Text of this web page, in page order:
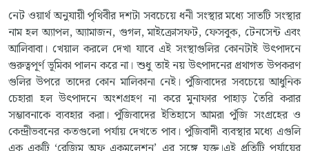
নেট ওয়ার্থ অনুযায়ী পৃথিবীর দশটা সবচেয়ে ধনী সংস্থার মধ্যে সাতটি সংস্থার
নাম হল অ্যাপল, অ্যামাজন, গুগল, মাইক্রোসফট, ফেসবুক, টেনসেন্ট এবং
আলিবাবা। খেয়াল করলে দেখা যাবে এই সংস্থাগুলির কোনটাই উৎপাদনে
গুরুত্বপূর্ণ ভূমিকা পালন করে না। শুধু তাই নয় উৎপাদনের প্রথাগত উপকরণ
গুলির উপরে তাদের কোন মালিকানা নেই। পুঁজিবাদের সবচেয়ে আধুনিক
চেহারা হল উৎপাদনে অংশগ্রহণ না করে মুনাফার পাহাড় তৈরি করার
সম্ভাবনাকে ব্যবহার করা। পুঁজিবাদের ইতিহাসে আমরা পুঁজি সংগ্রহের ও
কেন্দ্রীভবনের কতগুলো পর্যায় দেখতে পাব। পুঁজিবাদী ব্যবস্থার মধ্যে এগুলি